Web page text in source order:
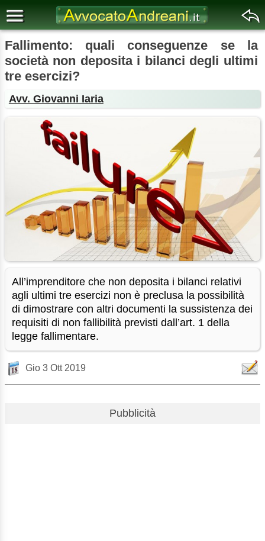
Fallimento: quali conseguenze se la
società non deposita i bilanci degli ultimi
tre esercizi?
Avv. Giovanni Iaria
All’imprenditore che non deposita i bilanci relativi
agli ultimi tre esercizi non è preclusa la possibilità
di dimostrare con altri documenti la sussistenza dei
requisiti di non fallibilità previsti dall’art. 1 della
legge fallimentare.
Gio 3 Ott 2019
Pubblicità